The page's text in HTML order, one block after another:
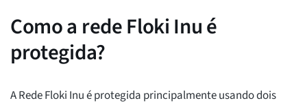
Como a rede Floki Inu é
protegida?
A Rede Floki Inu é protegida principalmente usando dois